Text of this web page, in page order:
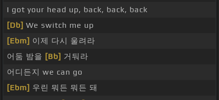
I got your head up, back, back, back
[Db] We switch me up
[Ebm] 이제 다시 울려라
어둠 밤을 [Bb] 거둬라
어디든지 we can go
[Ebm] 우린 뭐든 뭐든 돼